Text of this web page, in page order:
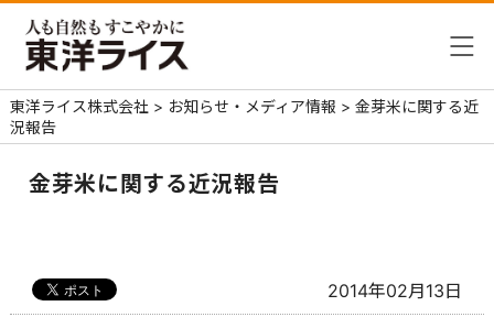
東洋ライス株式会社 > お知らせ・メディア情報 > 金芽米に関する近
況報告
金芽米に関する近況報告
2014年02月13日